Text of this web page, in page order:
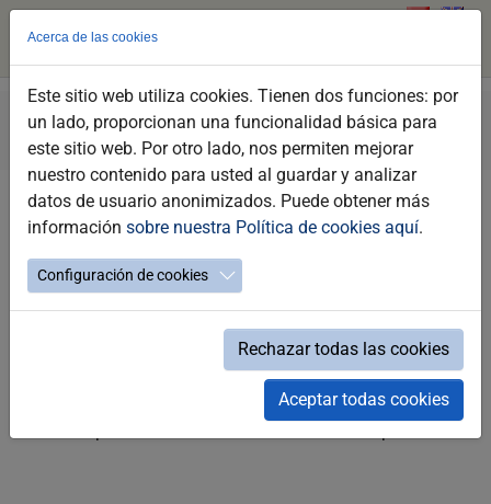
Skip
main
content
You
are
here:
Jerez Tourism Discover Jerez
Nature and Activity
Peri-Urban Parks
Peri-Urban Parks
Jerez has numerous green zones and peri-urban parks
located around the city. The parks of La Suara, Santa
Teresa and Las Aguilillas, together with other singular
natural spaces, offer numerous recreational possibilities
Acerca de las cookies
Este sitio web utiliza cookies. Tienen dos funciones: por
un lado, proporcionan una funcionalidad básica para
este sitio web. Por otro lado, nos permiten mejorar
nuestro contenido para usted al guardar y analizar
datos de usuario anonimizados. Puede obtener más
información sobre nuestra Política de cookies aquí.
Configuración de cookies
Rechazar todas las cookies
Aceptar todas cookies